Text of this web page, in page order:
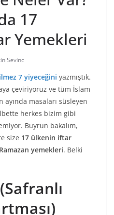
17
Yemekleri
Sevinc
7 yiyeceğini yazmıştık.
çeviriyoruz ve tüm İslam
masaları süsleyen
herkes bizim gibi
Buyrun bakalım,
size 17 ülkenin iftar
Ramazan yemekleri. Belki